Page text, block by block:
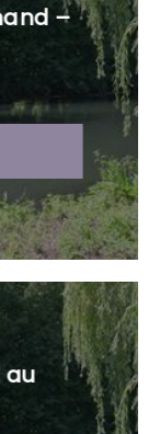
–
au